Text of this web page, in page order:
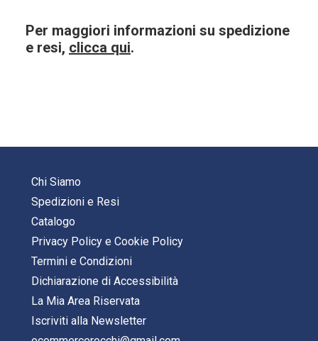
Per maggiori informazioni su spedizione
e resi, clicca qui.
Chi Siamo
Spedizioni e Resi
Catalogo
Privacy Policy e Cookie Policy
Termini e Condizioni
Dichiarazione di Accessibilità
La Mia Area Riservata
Iscriviti alla Newsletter